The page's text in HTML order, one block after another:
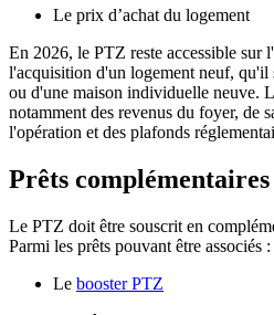
Le prix d’achat du logement
En 2026, le PTZ reste accessible sur
l'acquisition d'un logement neuf, qu'il
ou d'une maison individuelle neuve.
notamment des revenus du foyer, de
l'opération et des plafonds
Prêts
Le PTZ doit être souscrit en
Parmi les prêts pouvant être associés :
Le booster PTZ